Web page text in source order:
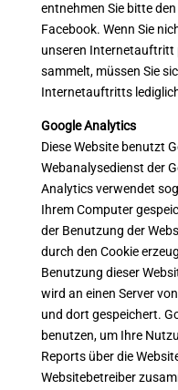
entnehmen Sie bitte
Facebook. Wenn Sie
unseren Internetauftritt
sammelt, müssen Sie
Internetauftritts
Google Analytics
Diese Website benutzt
Webanalysedienst der
Analytics verwendet
Ihrem Computer
der Benutzung der
durch den Cookie
Benutzung dieser
wird an einen Server
und dort gespeichert.
benutzen, um Ihre
Reports über die
Websitebetreiber